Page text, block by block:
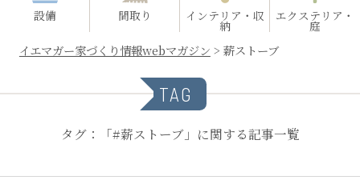
設備 間取り インテリア・収
納
エクステリア・
庭
イエマガー家づくり情報webマガジン > 薪ストーブ
TAG
タグ：「#薪ストーブ」に関する記事一覧